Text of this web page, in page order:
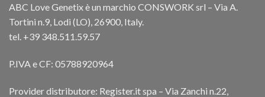
ABC Love Genetix è un marchio CONSWORK srl – Via A.
Tortini n.9, Lodi (LO), 26900, Italy.
tel. +39 348.511.59.57
P.IVA e CF: 05788920964
Provider distributore: Register.it spa – Via Zanchi n.22,